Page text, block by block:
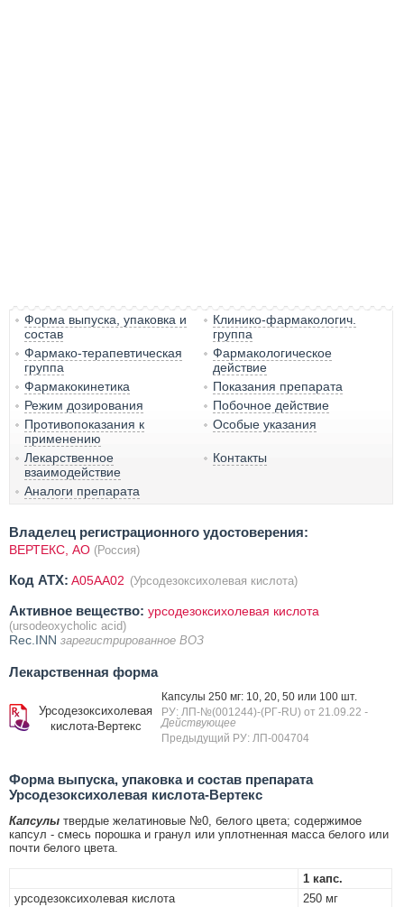
Форма выпуска, упаковка и
состав
Клинико-фармакологич.
группа
Фармако-терапевтическая
группа
Фармакологическое
действие
Фармакокинетика
Показания препарата
Режим дозирования
Побочное действие
Противопоказания к
применению
Особые указания
Лекарственное
взаимодействие
Контакты
Аналоги препарата
Владелец регистрационного удостоверения:
ВЕРТЕКС, АО (Россия)
Код ATX: A05AA02 (Урсодезоксихолевая кислота)
Активное вещество: урсодезоксихолевая кислота
(ursodeoxycholic acid)
Rec.INN зарегистрированное ВОЗ
Лекарственная форма
Урсодезоксихолевая
кислота-Вертекс
Капсулы 250 мг: 10, 20, 50 или 100 шт.
РУ: ЛП-№(001244)-(РГ-RU) от 21.09.22 -
Действующее
Предыдущий РУ: ЛП-004704
Форма выпуска, упаковка и состав препарата
Урсодезоксихолевая кислота-Вертекс
Капсулы твердые желатиновые №0, белого цвета; содержимое
капсул - смесь порошка и гранул или уплотненная масса белого или
почти белого цвета.
1 капс.
урсодезоксихолевая кислота
250 мг